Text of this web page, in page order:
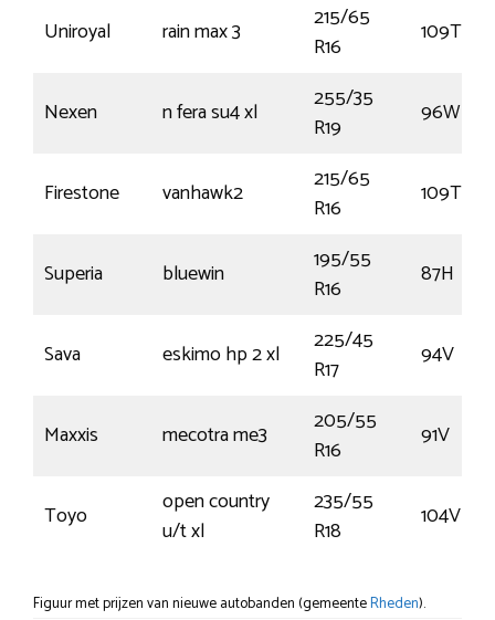
Uniroyal rain max 3
215/65
R16
109T
Nexen n fera su4 xl
255/35
R19
96W
Firestone vanhawk2
215/65
R16
109T
Superia bluewin
195/55
R16
87H
Sava eskimo hp 2 xl
225/45
R17
94V
Maxxis mecotra me3
205/55
R16
91V
Toyo
open country
u/t xl
235/55
R18
104V
Figuur met prijzen van nieuwe autobanden (gemeenteRheden).